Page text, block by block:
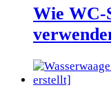
Wie WC-